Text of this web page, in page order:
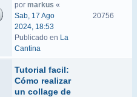
por markus «
Sab, 17 Ago
2024, 18:53
Publicado en La
Cantina
20756
Tutorial facil:
Cómo realizar
un collage de